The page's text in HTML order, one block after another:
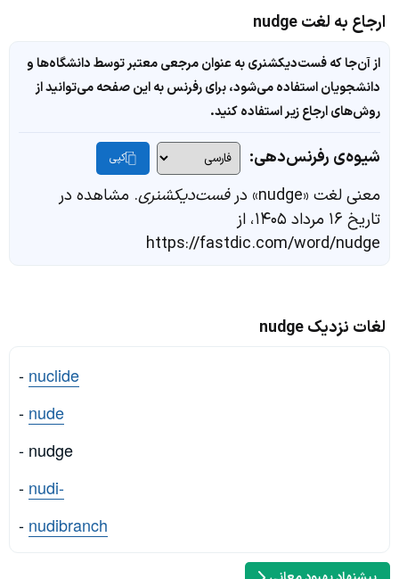
ارجاع به لغت nudge
از آن‌جا که فست‌دیکشنری به عنوان مرجعی معتبر توسط دانشگاه‌ها و
دانشجویان استفاده می‌شود، برای رفرنس به این صفحه می‌توانید از
روش‌های ارجاع زیر استفاده کنید.
شیوه‌ی رفرنس‌دهی: کپی
معنی لغت «nudge» در فست‌دیکشنری. مشاهده در
تاریخ ۱۶ مرداد ۱۴۰۵، از
https://fastdic.com/word/nudge
لغات نزدیک nudge
- nuclide
- nude
- nudge
- nudi-
- nudibranch